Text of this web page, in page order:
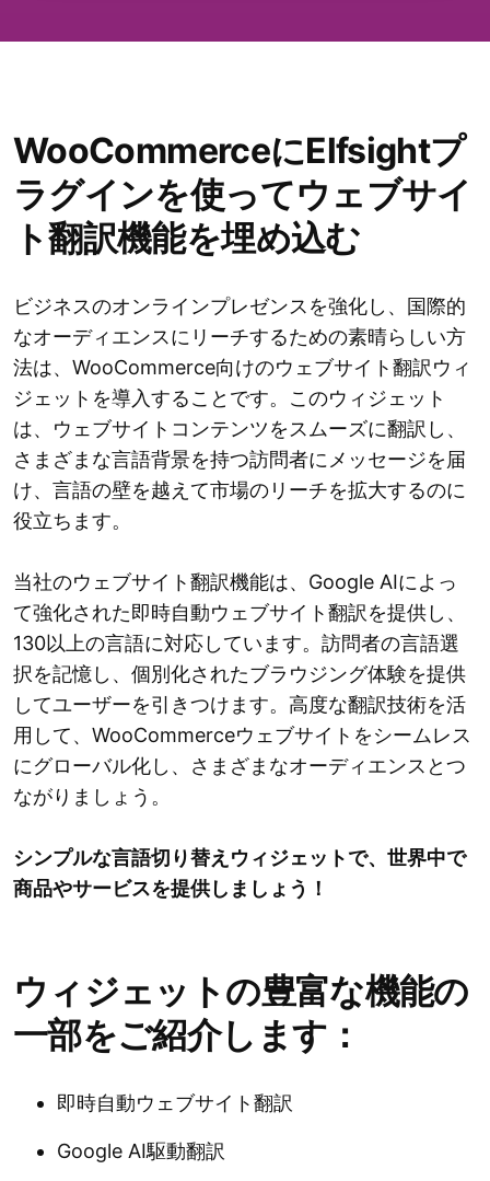
WooCommerceにElfsightプ
ラグインを使ってウェブサイ
ト翻訳機能を埋め込む
ビジネスのオンラインプレゼンスを強化し、国際的
なオーディエンスにリーチするための素晴らしい方
法は、WooCommerce向けのウェブサイト翻訳ウィ
ジェットを導入することです。このウィジェット
は、ウェブサイトコンテンツをスムーズに翻訳し、
さまざまな言語背景を持つ訪問者にメッセージを届
け、言語の壁を越えて市場のリーチを拡大するのに
役立ちます。
当社のウェブサイト翻訳機能は、Google AIによっ
て強化された即時自動ウェブサイト翻訳を提供し、
130以上の言語に対応しています。訪問者の言語選
択を記憶し、個別化されたブラウジング体験を提供
してユーザーを引きつけます。高度な翻訳技術を活
用して、WooCommerceウェブサイトをシームレス
にグローバル化し、さまざまなオーディエンスとつ
ながりましょう。
シンプルな言語切り替えウィジェットで、世界中で
商品やサービスを提供しましょう！
ウィジェットの豊富な機能の
一部をご紹介します：
即時自動ウェブサイト翻訳
Google AI駆動翻訳